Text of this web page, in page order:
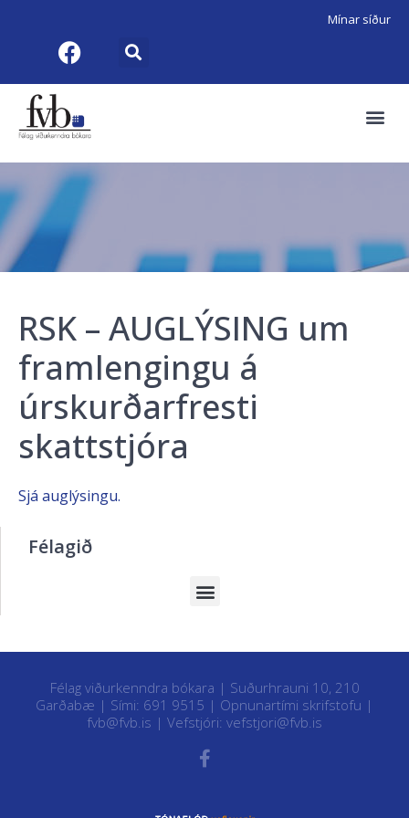
Mínar síður
RSK – AUGLÝSING um
framlengingu á
úrskurðarfresti
skattstjóra
Sjá auglýsingu.
Félagið
Félag viðurkenndra bókara | Suðurhrauni 10, 210
Garðabæ | Sími: 691 9515 | Opnunartími skrifstofu |
fvb@fvb.is | Vefstjóri: vefstjori@fvb.is